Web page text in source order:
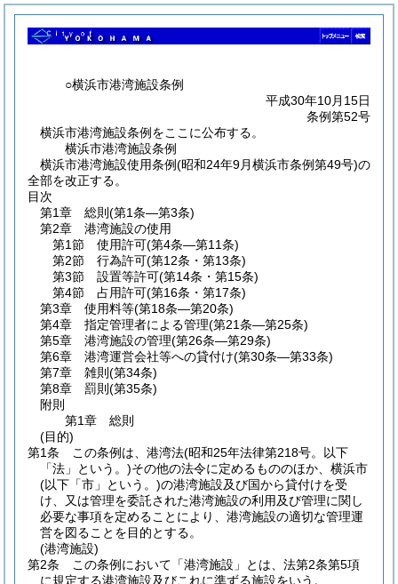
○横浜市港湾施設条例
平成30年10月15日
条例第52号
横浜市港湾施設条例をここに公布する。
横浜市港湾施設条例
横浜市港湾施設使用条例(昭和24年9月横浜市条例第49号)の
全部を改正する。
目次
第1章
総則 (第1条―第3条)
第2章
港湾施設の使用
第1節
使用許可(第4条―第11条)
第2節
行為許可(第12条・第13条)
第3節
設置等許可(第14条・第15条)
第4節
占用許可(第16条・第17条)
第3章
使用料等(第18条―第20条)
第4章
指定管理者による管理(第21条―第25条)
第5章
港湾施設の管理(第26条―第29条)
第6章
港湾運営会社等への貸付け(第30条―第33条)
第7章
雑則 (第34条)
第8章
罰則 (第35条)
附則
第1章
総則
(目的)
第1条
この条例は、港湾法(昭和25年法律第218号。以下
「法」という。)その他の法令に定めるもののほか、横浜市
(以下「市」という。)の港湾施設及び国から貸付けを受
け、又は管理を委託された港湾施設の利用及び管理に関し
必要な事項を定めることにより、港湾施設の適切な管理運
営を図ることを目的とする。
(港湾施設)
第2条
この条例において「港湾施設」とは、法第2条第5項
に規定する港湾施設及びこれに準ずる施設をいう。